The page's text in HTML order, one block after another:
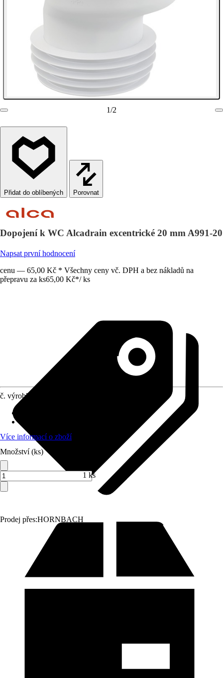
1/2
Porovnat
Dopojení k WC Alcadrain excentrické 20 mm A991-20
Napsat první hodnocení
cenu — 65,00 Kč * Všechny ceny vč. DPH a bez nákladů na
přepravu za ks65,00 Kč*/ ks
Prodej přes:HORNBACH
č. výrobku
Více informací o zboží
Množství (ks)
1 ks